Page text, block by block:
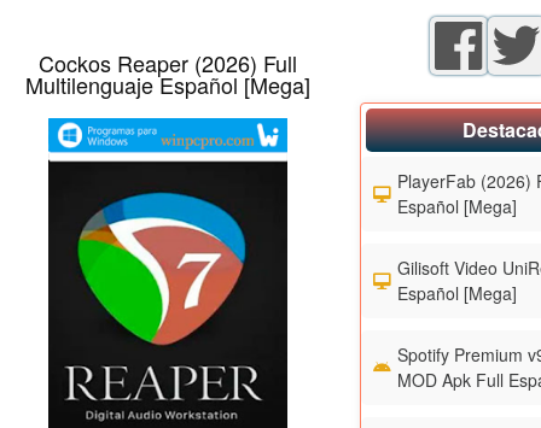
Cockos Reaper (2026) Full
Multilenguaje Español [Mega]
PlayerFab (2026)
Español [Mega]
Gilisoft Video
Español [Mega]
Spotify Premium
MOD Apk Full